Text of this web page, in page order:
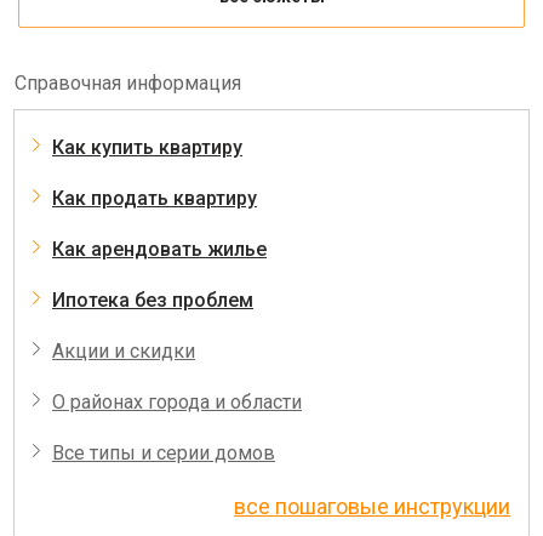
Справочная информация
Как купить квартиру
Как продать квартиру
Как арендовать жилье
Ипотека без проблем
Акции и скидки
О районах города и области
Все типы и серии домов
все пошаговые инструкции